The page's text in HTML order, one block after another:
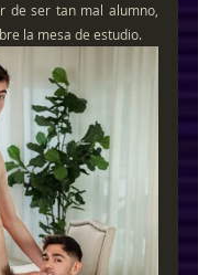
de ser tan mal alumno,
la mesa de estudio.